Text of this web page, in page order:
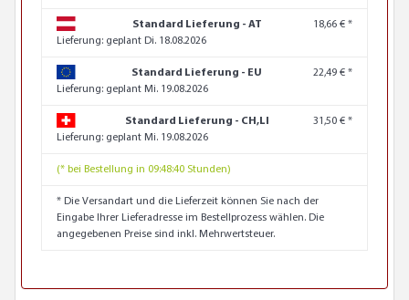
Standard Lieferung - AT
18,66 € *
Lieferung: geplant Di. 18.08.2026
Standard Lieferung - EU
22,49 € *
Lieferung: geplant Mi. 19.08.2026
Standard Lieferung - CH,LI
31,50 € *
Lieferung: geplant Mi. 19.08.2026
(* bei Bestellung in 09:48:39 Stunden)
* Die Versandart und die Lieferzeit können Sie nach der
Eingabe Ihrer Lieferadresse im Bestellprozess wählen. Die
angegebenen Preise sind inkl. Mehrwertsteuer.